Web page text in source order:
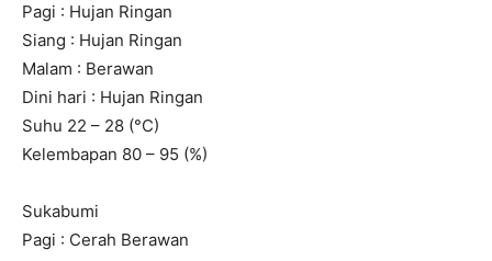
Pagi : Hujan Ringan
Siang : Hujan Ringan
Malam : Berawan
Dini hari : Hujan Ringan
Suhu 22 – 28 (°C)
Kelembapan 80 – 95 (%)
Sukabumi
Pagi : Cerah Berawan